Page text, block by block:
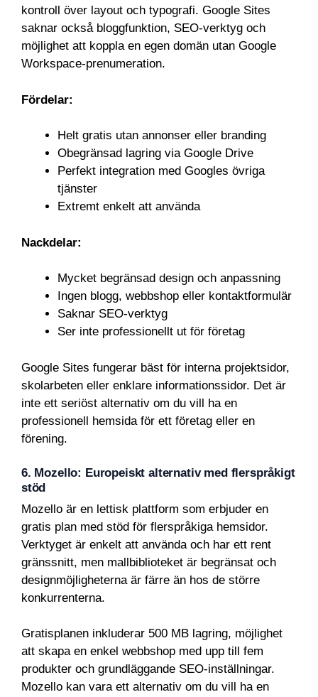
kontroll över layout och typografi. Google Sites
saknar också bloggfunktion, SEO-verktyg och
möjlighet att koppla en egen domän utan Google
Workspace-prenumeration.
Fördelar:
Helt gratis utan annonser eller branding
Obegränsad lagring via Google Drive
Perfekt integration med Googles övriga
tjänster
Extremt enkelt att använda
Nackdelar:
Mycket begränsad design och anpassning
Ingen blogg, webbshop eller kontaktformulär
Saknar SEO-verktyg
Ser inte professionellt ut för företag
Google Sites fungerar bäst för interna projektsidor,
skolarbeten eller enklare informationssidor. Det är
inte ett seriöst alternativ om du vill ha en
professionell hemsida för ett företag eller en
förening.
6. Mozello: Europeiskt alternativ med flerspråkigt
stöd
Mozello är en lettisk plattform som erbjuder en
gratis plan med stöd för flerspråkiga hemsidor.
Verktyget är enkelt att använda och har ett rent
gränssnitt, men mallbiblioteket är begränsat och
designmöjligheterna är färre än hos de större
konkurrenterna.
Gratisplanen inkluderar 500 MB lagring, möjlighet
att skapa en enkel webbshop med upp till fem
produkter och grundläggande SEO-inställningar.
Mozello kan vara ett alternativ om du vill ha en